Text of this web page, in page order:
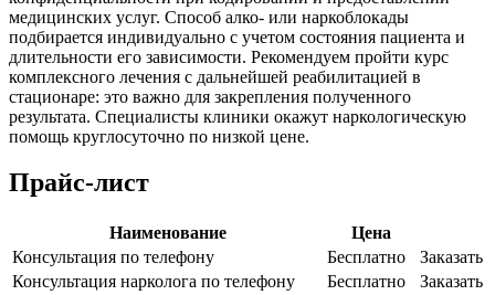
медицинских услуг. Способ алко- или наркоблокады
подбирается индивидуально с учетом состояния пациента и
длительности его зависимости. Рекомендуем пройти курс
комплексного лечения с дальнейшей реабилитацией в
стационаре: это важно для закрепления полученного
результата. Специалисты клиники окажут наркологическую
помощь круглосуточно по низкой цене.
Прайс-лист
Наименование
Цена
Консультация по телефону
Бесплатно
Заказать
Консультация нарколога по телефону
Бесплатно
Заказать